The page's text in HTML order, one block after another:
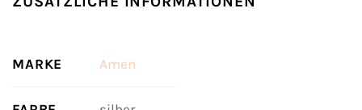
MARKE Amen